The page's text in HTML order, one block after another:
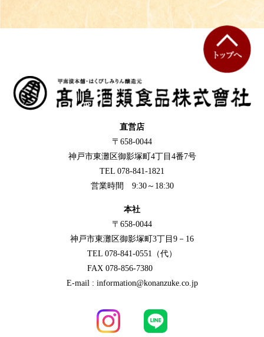
直営店
〒658-0044
神戸市東灘区御影塚町4丁目4番7号
TEL 078-841-1821
営業時間 9:30～18:30
本社
〒658-0044
神戸市東灘区御影塚町3丁目9－16
TEL 078-841-0551（代）
FAX 078-856-7380
E-mail : information@konanzuke.co.jp